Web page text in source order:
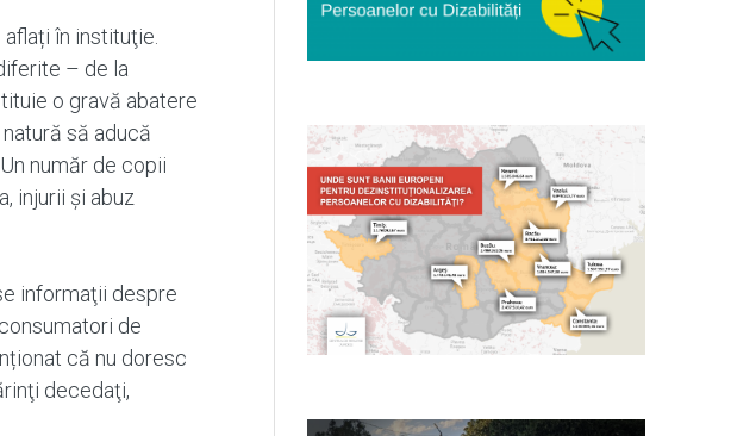
în instituţie.
– de la
o gravă abatere
să aducă
număr de copii
injurii şi abuz
informaţii despre
de
că nu doresc
decedaţi,